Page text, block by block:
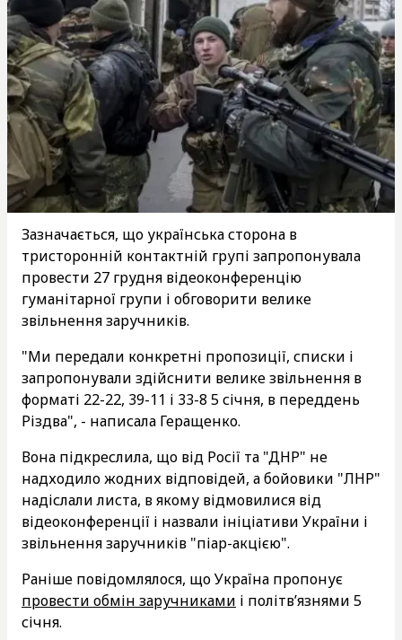
Зазначається, що українська сторона в
тристоронній контактній групі запропонувала
провести 27 грудня відеоконференцію
гуманітарної групи і обговорити велике
звільнення заручників.
"Ми передали конкретні пропозиції, списки і
запропонували здійснити велике звільнення в
форматі 22-22, 39-11 і 33-8 5 січня, в переддень
Різдва", - написала Геращенко.
Вона підкреслила, що від Росії та "ДНР" не
надходило жодних відповідей, а бойовики "ЛНР"
надіслали листа, в якому відмовилися від
відеоконференції і назвали ініціативи України і
звільнення заручників "піар-акцією".
Раніше повідомлялося, що Україна пропонує
провести обмін заручниками і політв’язнями 5
січня.